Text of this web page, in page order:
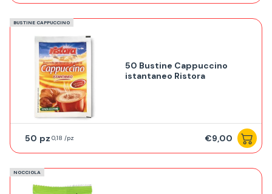
BUSTINE CAPPUCCINO
50 Bustine Cappuccino
istantaneo Ristora
50 0,18 /pz €9,00
NOCCIOLA